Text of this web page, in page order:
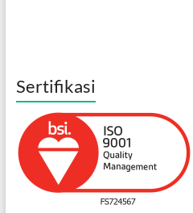
Sertifikasi